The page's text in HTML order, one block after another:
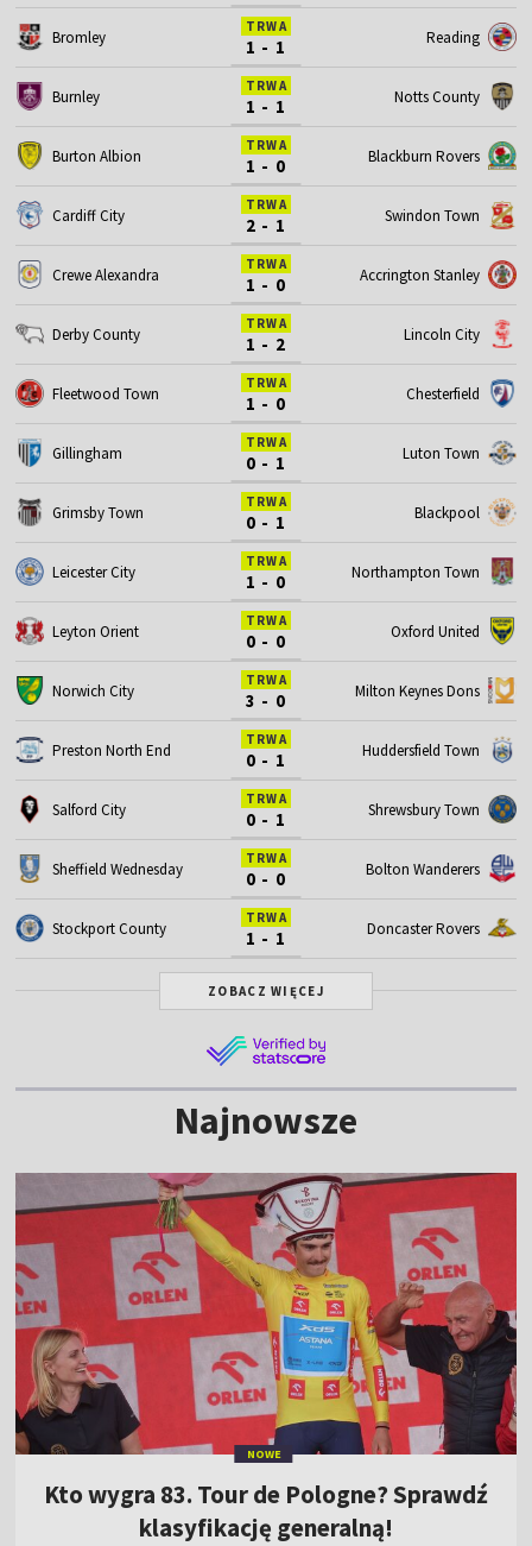
Bromley
TRWA
1 - 1 Reading
Burnley
TRWA
1 - 1 Notts County
Burton Albion
TRWA
1 - 0 Blackburn Rovers
Cardiff City
TRWA
2 - 1 Swindon Town
Crewe Alexandra
TRWA
1 - 0 Accrington Stanley
Derby County
TRWA
1 - 2 Lincoln City
Fleetwood Town
TRWA
1 - 0 Chesterfield
Gillingham
TRWA
0 - 1 Luton Town
Grimsby Town
TRWA
0 - 1 Blackpool
Leicester City
TRWA
1 - 0 Northampton Town
Leyton Orient
TRWA
0 - 0 Oxford United
Norwich City
TRWA
3 - 0 Milton Keynes Dons
Preston North End
TRWA
0 - 1 Huddersfield Town
Salford City
TRWA
0 - 1 Shrewsbury Town
Sheffield Wednesday
TRWA
0 - 0 Bolton Wanderers
Stockport County
TRWA
1 - 1 Doncaster Rovers
ZOBACZ WIĘCEJ
Najnowsze
NOWE
Kto wygra 83. Tour de Pologne? Sprawdź
klasyfikację generalną!